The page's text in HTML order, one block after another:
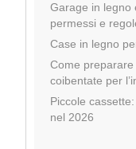
Garage in legno
permessi e
Case in legno
Come
coibentate per
Piccole
nel 2026